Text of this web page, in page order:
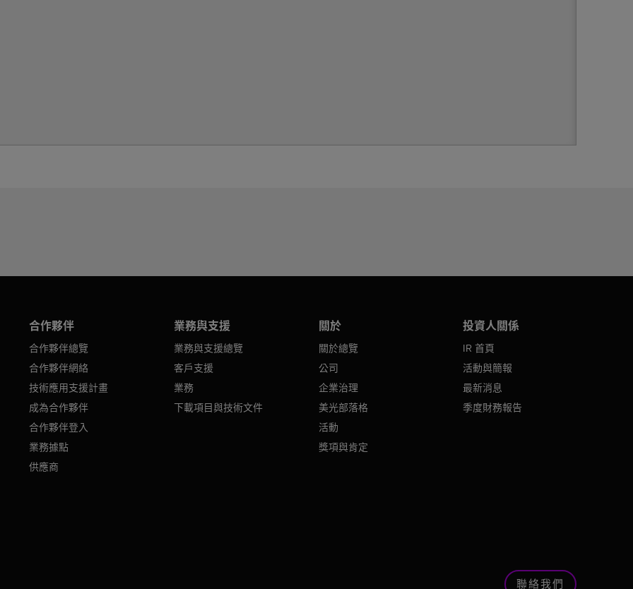
合作夥伴
合作夥伴總覽
合作夥伴網絡
技術應用支援計畫
成為合作夥伴
合作夥伴登入
業務據點
供應商
業務與支援
業務與支援總覽
客戶支援
業務
下載項目與技術文件
關於
關於總覽
公司
企業治理
美光部落格
活動
獎項與肯定
投資人關係
IR 首頁
活動與簡報
最新消息
季度財務報告
聯絡我們